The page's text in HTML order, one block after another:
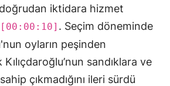
doğrudan iktidara hizmet
[00:00:10] . Seçim döneminde
oyların peşinden
sandıklara ve
çıkmadığını ileri sürdü